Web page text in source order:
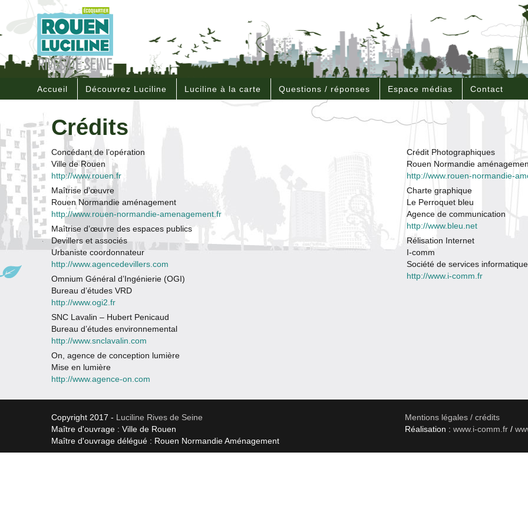
Accueil Découvrez Luciline Luciline à la carte Questions / réponses Espace médias Contact
Crédits
Concédant de l’opération
Ville de Rouen
http://www.rouen.fr
Maîtrise d’œuvre
Rouen Normandie aménagement
http://www.rouen-normandie-amenagement.fr
Maîtrise d’œuvre des espaces publics
Devillers et associés
Urbaniste coordonnateur
http://www.agencedevillers.com
Omnium Général d’Ingénierie (OGI)
Bureau d’études VRD
http://www.ogi2.fr
SNC Lavalin – Hubert Penicaud
Bureau d’études environnemental
http://www.snclavalin.com
On, agence de conception lumière
Mise en lumière
http://www.agence-on.com
Crédit Photographiques
Rouen Normandie
http://www.rouen-normandie-
Charte graphique
Le Perroquet bleu
Agence de communication
http://www.bleu.net
Rélisation Internet
I-comm
Société de services
http://www.i-comm.fr
Copyright 2017 - Luciline Rives de Seine
Maître d'ouvrage : Ville de Rouen
Maître d'ouvrage délégué : Rouen Normandie Aménagement
Mentions légales / crédits
Réalisation : www.i-comm.fr /